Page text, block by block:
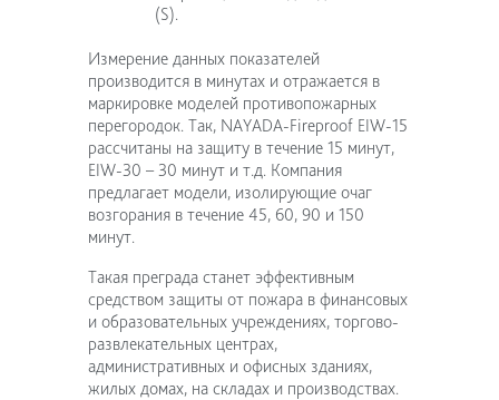
(S).
Измерение данных показателей
производится в минутах и отражается в
маркировке моделей противопожарных
перегородок. Так, NAYADA-Fireproof EIW-15
рассчитаны на защиту в течение 15 минут,
EIW-30 – 30 минут и т.д. Компания
предлагает модели, изолирующие очаг
возгорания в течение 45, 60, 90 и 150
минут.
Такая преграда станет эффективным
средством защиты от пожара в финансовых
и образовательных учреждениях, торгово-
развлекательных центрах,
административных и офисных зданиях,
жилых домах, на складах и производствах.